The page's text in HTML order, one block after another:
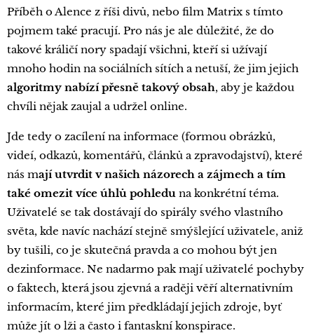
Příběh o Alence z říši divů, nebo film Matrix s tímto
pojmem také pracují. Pro nás je ale důležité, že do
takové králičí nory spadají všichni, kteří si užívají
mnoho hodin na sociálních sítích a netuší, že jim jejich
algoritmy nabízí přesně takový obsah, aby je každou
chvíli nějak zaujal a udržel online.
Jde tedy o zacílení na informace (formou obrázků,
videí, odkazů, komentářů, článků a zpravodajství), které
nás mají utvrdit v našich názorech a zájmech a tím
také omezit více úhlů pohledu na konkrétní téma.
Uživatelé se tak dostávají do spirály svého vlastního
světa, kde navíc nachází stejně smýšlející uživatele, aniž
by tušili, co je skutečná pravda a co mohou být jen
dezinformace. Ne nadarmo pak mají uživatelé pochyby
o faktech, která jsou zjevná a raději věří alternativním
informacím, které jim předkládají jejich zdroje, byť
může jít o lži a často i fantaskní konspirace.